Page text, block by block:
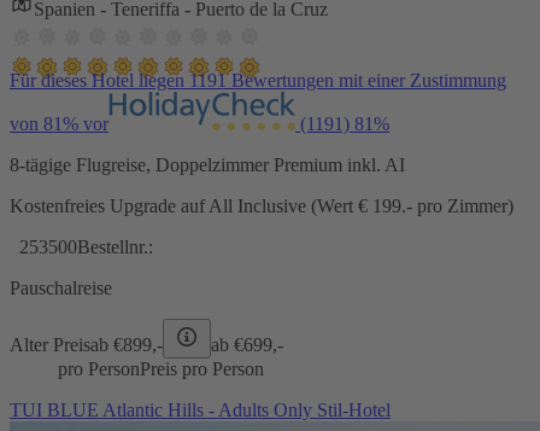
Spanien - Teneriffa - Puerto de la Cruz
Für dieses Hotel liegen 1191 Bewertungen mit einer Zustimmung
von 81% vor (1191) 81%
8-tägige Flugreise, Doppelzimmer Premium inkl. AI
Kostenfreies Upgrade auf All Inclusive (Wert € 199.- pro Zimmer)
253500Bestellnr.:
Pauschalreise
Alter Preisab €899,- ab €699,-
pro PersonPreis pro Person
TUI BLUE Atlantic Hills - Adults Only Stil-Hotel